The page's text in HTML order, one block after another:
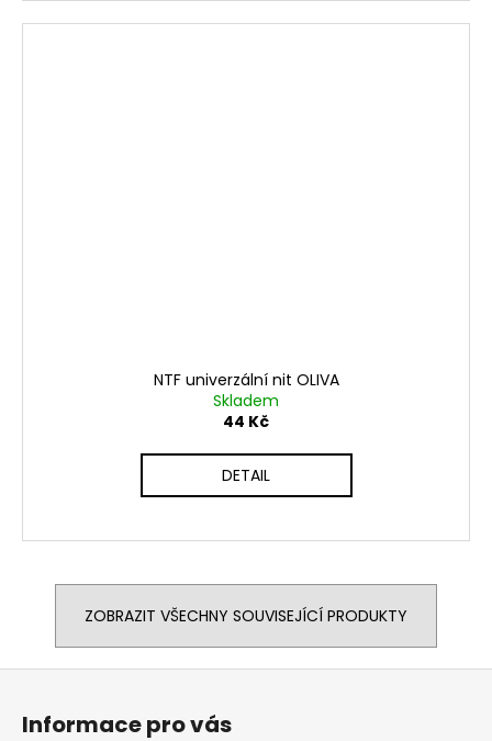
NTF univerzální nit OLIVA
Skladem
44 Kč
DETAIL
ZOBRAZIT VŠECHNY SOUVISEJÍCÍ PRODUKTY
Z
Informace pro vás